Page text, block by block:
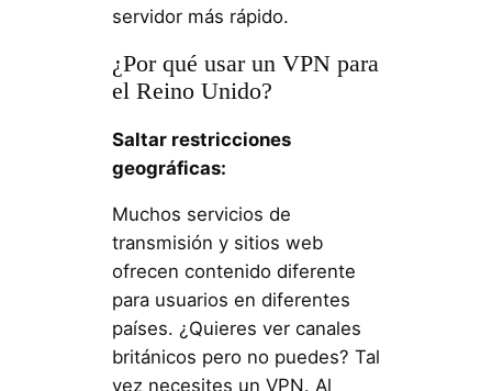
servidor más rápido.
¿Por qué usar un VPN para
el Reino Unido?
Saltar restricciones
geográficas:
Muchos servicios de
transmisión y sitios web
ofrecen contenido diferente
para usuarios en diferentes
países. ¿Quieres ver canales
británicos pero no puedes? Tal
vez necesites un VPN. Al